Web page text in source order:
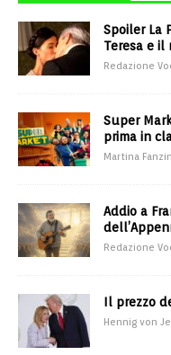
Spoiler La
Teresa e il
Redazione
Super
prima in
Martina
Addio a
Redazione
Il prezzo
Hennig von